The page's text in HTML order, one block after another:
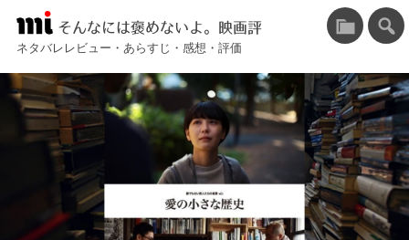
そんなには褒めないよ。映画評
ネタバレレビュー・あらすじ・感想・評価